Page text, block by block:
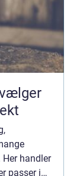
handler
passer ind